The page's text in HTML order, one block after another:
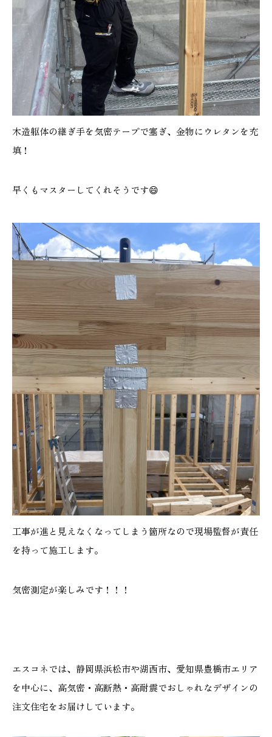
プライバシーポリシー
本社
053-488-5127
浜松店
053-430-5123
木造躯体の継ぎ手を気密テープで塞ぎ、金物にウレタンを充
填！
早くもマスターしてくれそうです😄
工事が進と見えなくなってしまう箇所なので現場監督が責任
を持って施工します。
気密測定が楽しみです！！！
エスコネでは、静岡県浜松市や湖西市、愛知県豊橋市エリア
を中心に、高気密・高断熱・高耐震でおしゃれなデザインの
注文住宅をお届けしています。